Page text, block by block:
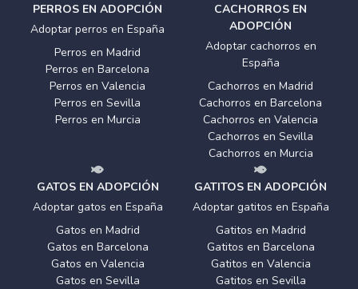
PERROS EN ADOPCIÓN
Adoptar perros en España
Perros en Madrid
Perros en Barcelona
Perros en Valencia
Perros en Sevilla
Perros en Murcia
CACHORROS EN
ADOPCIÓN
Adoptar cachorros en
España
Cachorros en Madrid
Cachorros en Barcelona
Cachorros en Valencia
Cachorros en Sevilla
Cachorros en Murcia
GATOS EN ADOPCIÓN
Adoptar gatos en España
Gatos en Madrid
Gatos en Barcelona
Gatos en Valencia
Gatos en Sevilla
GATITOS EN ADOPCIÓN
Adoptar gatitos en España
Gatitos en Madrid
Gatitos en Barcelona
Gatitos en Valencia
Gatitos en Sevilla